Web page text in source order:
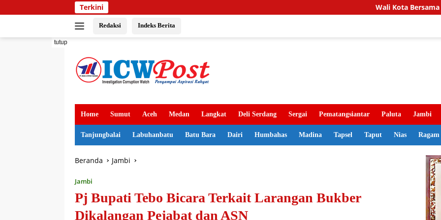
ke
Terkini Wali Kota Bersama Kakanwil BPN
Redaksi Indeks Berita
tutup
Home Sumut Aceh Medan Langkat Deli Serdang Sergai Pematangsiantar Paluta Jambi
Tanjungbalai Labuhanbatu Batu Bara Dairi Humbahas Madina Tapsel Taput Nias Ragam
Beranda Jambi
Jambi
Pj Bupati Tebo Bicara Terkait Larangan Bukber
Dikalangan Pejabat dan ASN